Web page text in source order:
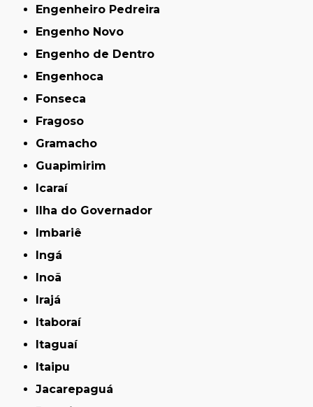
Engenheiro Pedreira
Engenho Novo
Engenho de Dentro
Engenhoca
Fonseca
Fragoso
Gramacho
Guapimirim
Icaraí
Ilha do Governador
Imbariê
Ingá
Inoã
Irajá
Itaboraí
Itaguaí
Itaipu
Jacarepaguá